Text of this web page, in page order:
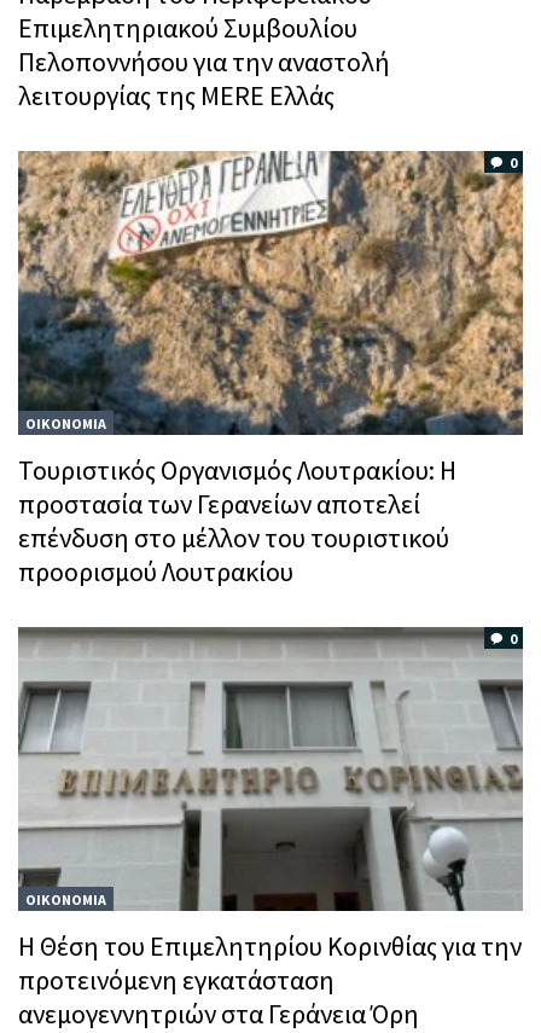
Επιμελητηριακού Συμβουλίου
Πελοποννήσου για την αναστολή
λειτουργίας της MERE Ελλάς
0
ΟΙΚΟΝΟΜΙΑ
Τουριστικός Οργανισμός Λουτρακίου: Η
προστασία των Γερανείων αποτελεί
επένδυση στο μέλλον του τουριστικού
προορισμού Λουτρακίου
0
ΟΙΚΟΝΟΜΙΑ
Η Θέση του Επιμελητηρίου Κορινθίας για την
προτεινόμενη εγκατάσταση
ανεμογεννητριών στα Γεράνεια Όρη